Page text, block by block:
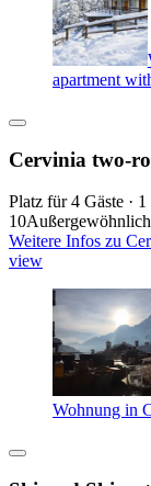
apartment
Cervinia two-
Platz für 4 Gäste ·
10Außergewöhnlich
Weitere Infos zu
view
Wohnung in